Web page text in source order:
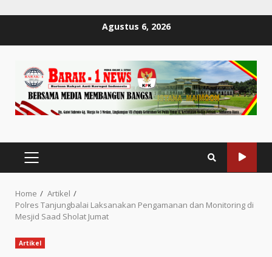
Agustus 6, 2026
PRIMARY
MENU
Home
Artikel
Polres Tanjungbalai Laksanakan Pengamanan dan Monitoring di
Mesjid Saad Sholat Jumat
Artikel